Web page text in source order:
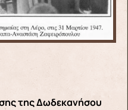
της Δωδεκανήσου